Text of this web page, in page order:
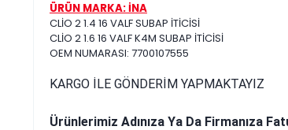
ÜRÜN MARKA: İNA
CLİO 2 1.4 16 VALF SUBAP İTİCİSİ
CLİO 2 1.6 16 VALF K4M SUBAP İTİCİSİ
OEM NUMARASI: 7700107555
KARGO İLE GÖNDERİM YAPMAKTAYIZ
Ürünlerimiz Adınıza Ya Da Firmanıza